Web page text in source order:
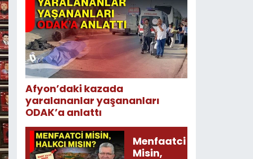
Afyon’daki kazada
yaralananlar yaşananları
ODAK’a anlattı
Menfaatci
Misin,